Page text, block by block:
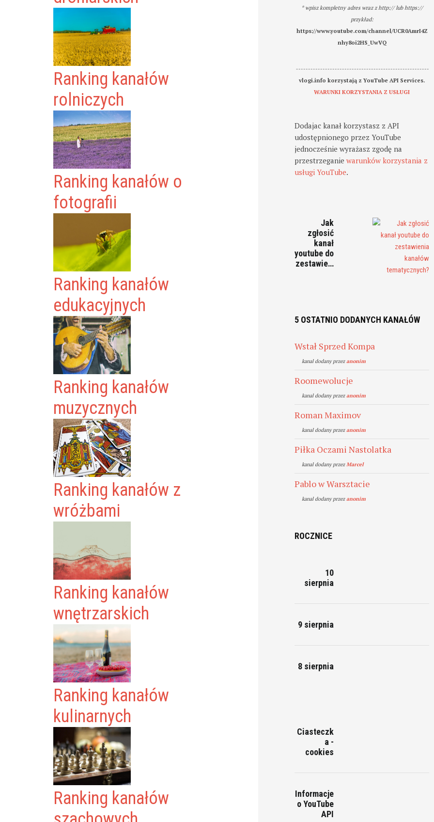
Ranking kanałów
rolniczych
Ranking kanałów o
fotografii
Ranking kanałów
edukacyjnych
Ranking kanałów
muzycznych
Ranking kanałów z
wróżbami
Ranking kanałów
wnętrzarskich
Ranking kanałów
kulinarnych
Ranking kanałów
* wpisz kompletny adres wraz z http:// lub https://
przykład:
https://www.youtube.com/channel/UCR0AmrI4Z
nhy8oi2HS_UwVQ
-------------------------------------------------------
vlogi.info korzystają z YouTube API Services.
WARUNKI KORZYSTANIA Z USŁUGI
Dodajac kanał korzystasz z API
udostępnionego przez YouTube
jednocześnie wyrażasz zgodę na
przestrzeganiewarunków korzystania z
usługi YouTube.
Jak
zgłosić
kanał
youtube do
zestawie…
5 OSTATNIO DODANYCH KANAŁÓW
Wstał Sprzed Kompa
kanal dodany przezanonim
Roomewolucje
kanal dodany przezanonim
Roman Maximov
kanal dodany przezanonim
Piłka Oczami Nastolatka
kanal dodany przezMarcel
Pablo w Warsztacie
kanal dodany przezanonim
ROCZNICE
10
sierpnia
9 sierpnia
8 sierpnia
Ciasteczk
a -
cookies
Informacje
o YouTube
API